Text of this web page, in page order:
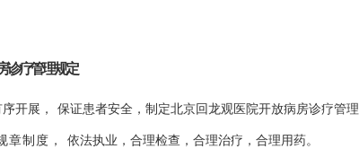
诊疗管理规定
开展，
保证患者安全，制定北京回龙观医院开放病房诊疗管理
章制度， 依法执业，合理检查，合理治疗，合理用药。